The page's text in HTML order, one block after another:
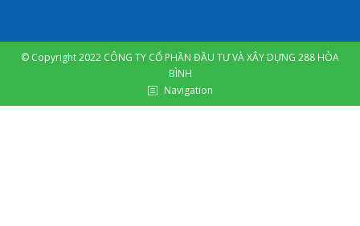
© Copyright 2022 CÔNG TY CỔ PHẦN ĐẦU TƯ VÀ XÂY DỰNG 288 HÒA
BÌNH
Navigation